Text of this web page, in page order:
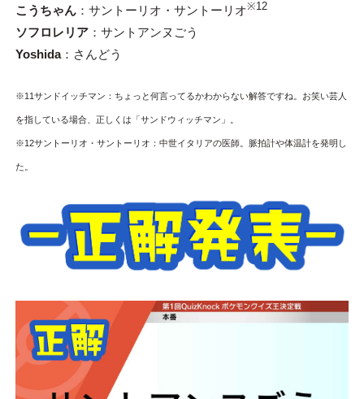
こうちゃん：サントーリオ・サントーリオ※12
ソフロレリア：サントアンヌごう
Yoshida：さんどう
※11サンドイッチマン：ちょっと何言ってるかわからない解答ですね。お笑い芸人
を指している場合、正しくは「サンドウィッチマン」。
※12サントーリオ・サントーリオ：中世イタリアの医師。脈拍計や体温計を発明し
た。